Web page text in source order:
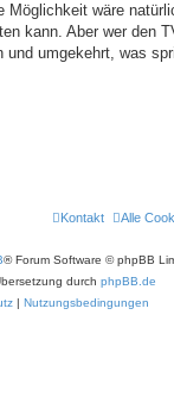
Möglichkeit wäre
kann. Aber wer den
und umgekehrt, was
Alle
Kontakt
® Forum Software © phpBB
durch phpBB.de
Nutzungsbedingungen